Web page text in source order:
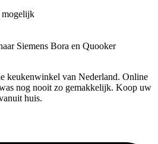
mogelijk
Siemens Bora en Quooker
keukenwinkel van Nederland. Online
nog nooit zo gemakkelijk. Koop uw
huis.